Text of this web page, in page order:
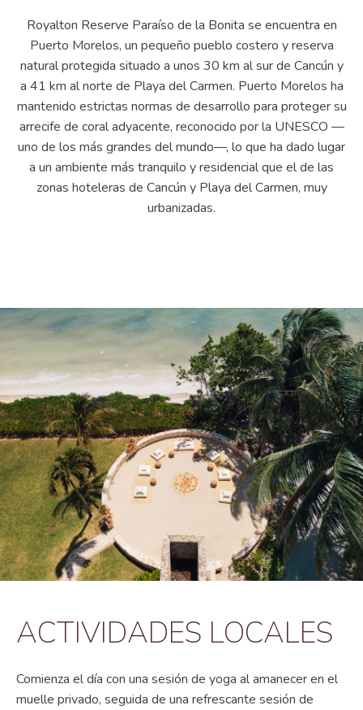
Royalton Reserve Paraíso de la Bonita se encuentra en
Puerto Morelos, un pequeño pueblo costero y reserva
natural protegida situado a unos 30 km al sur de Cancún y
a 41 km al norte de Playa del Carmen. Puerto Morelos ha
mantenido estrictas normas de desarrollo para proteger su
arrecife de coral adyacente, reconocido por la UNESCO —
uno de los más grandes del mundo—, lo que ha dado lugar
a un ambiente más tranquilo y residencial que el de las
zonas hoteleras de Cancún y Playa del Carmen, muy
urbanizadas.
ACTIVIDADES LOCALES
Comienza el día con una sesión de yoga al amanecer en el
muelle privado, seguida de una refrescante sesión de